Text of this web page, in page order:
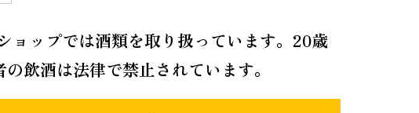
ョップでは酒類を取り扱っています。20歳
飲酒は法律で禁止されています。